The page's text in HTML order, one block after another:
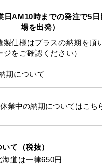
日AM10時までの発注で5
場を出発）
仕様はプラスの納期を頂
をご確認ください）
期について
業中の納期についてはこち
て（税抜）
海道は一律650円